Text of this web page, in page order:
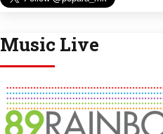
Music Live